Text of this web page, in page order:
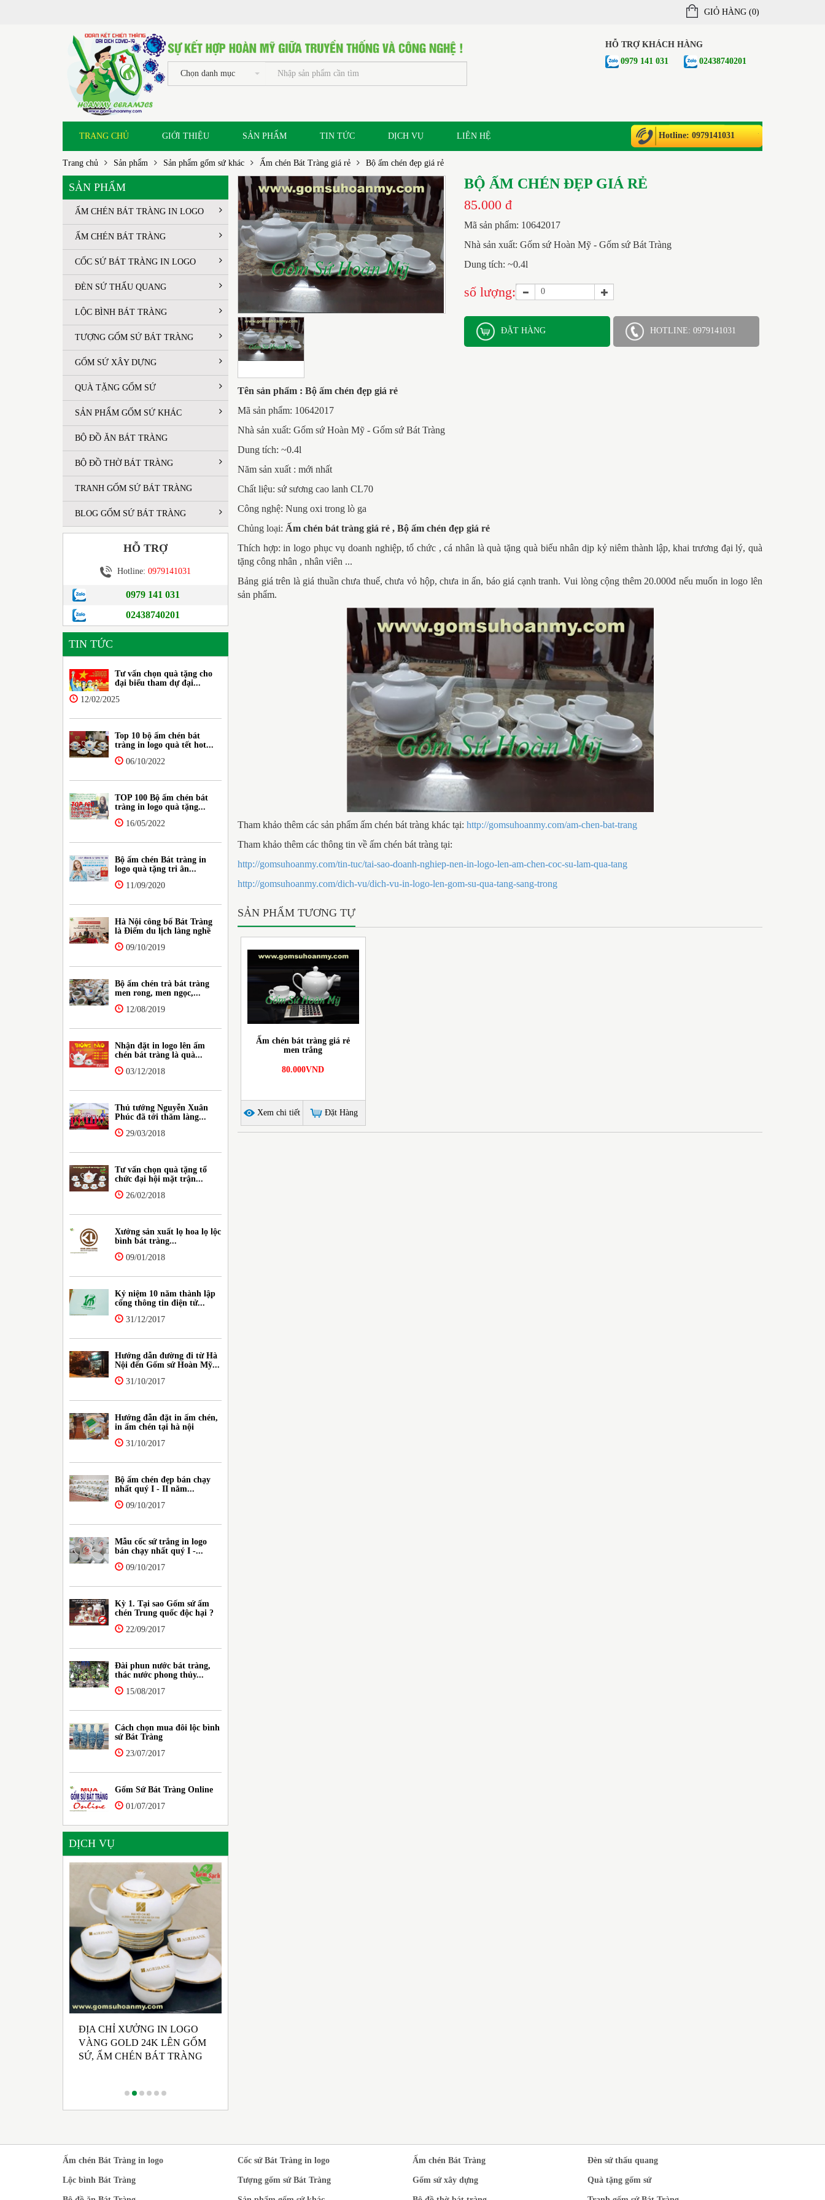
GIỎ HÀNG (0)
Chọn danh mục
HỖ TRỢ KHÁCH HÀNG
0979 141 031
02438740201
TRANG CHỦ GIỚI THIỆU SẢN PHẨM TIN TỨC DỊCH VỤ LIÊN HỆ Hotline: 0979141031
Trang chủ Sản phẩm Sản phẩm gốm sứ khác Ấm chén Bát Tràng giá rẻ Bộ ấm chén đẹp giá rẻ
SẢN PHẨM
ẤM CHÉN BÁT TRÀNG IN LOGO
ẤM CHÉN BÁT TRÀNG
CỐC SỨ BÁT TRÀNG IN LOGO
ĐÈN SỨ THẤU QUANG
LỘC BÌNH BÁT TRÀNG
TƯỢNG GỐM SỨ BÁT TRÀNG
GỐM SỨ XÂY DỰNG
QUÀ TẶNG GỐM SỨ
SẢN PHẨM GỐM SỨ KHÁC
BỘ ĐỒ ĂN BÁT TRÀNG
BỘ ĐỒ THỜ BÁT TRÀNG
TRANH GỐM SỨ BÁT TRÀNG
BLOG GỐM SỨ BÁT TRÀNG
HỖ TRỢ
Hotline: 0979141031
0979 141 031
02438740201
TIN TỨC
Tư vấn chọn quà tặng cho
đại biểu tham dự đại...
12/02/2025
Top 10 bộ ấm chén bát
tràng in logo quà tết hot...
06/10/2022
TOP 100 Bộ ấm chén bát
tràng in logo quà tặng...
16/05/2022
Bộ ấm chén Bát tràng in
logo quà tặng tri ân...
11/09/2020
Hà Nội công bố Bát Tràng
là Điểm du lịch làng nghề
09/10/2019
Bộ ấm chén trà bát tràng
men rong, men ngọc,...
12/08/2019
Nhận đặt in logo lên ấm
chén bát tràng là quà...
03/12/2018
Thủ tướng Nguyễn Xuân
Phúc đã tới thăm làng...
29/03/2018
Tư vấn chọn quà tặng tổ
chức đại hội mặt trận...
26/02/2018
Xưởng sản xuất lọ hoa lọ lộc
bình bát tràng...
09/01/2018
Kỷ niệm 10 năm thành lập
cổng thông tin điện tử...
31/12/2017
Hướng dẫn đường đi từ Hà
Nội đến Gốm sứ Hoàn Mỹ...
31/10/2017
Hướng đẫn đặt in ấm chén,
in ấm chén tại hà nội
31/10/2017
Bộ ấm chén đẹp bán chạy
nhất quý I - II năm...
09/10/2017
Mẫu cốc sứ trắng in logo
bán chạy nhất quý I -...
09/10/2017
Kỳ 1. Tại sao Gốm sứ ấm
chén Trung quốc độc hại ?
22/09/2017
Đài phun nước bát tràng,
thác nước phong thủy...
15/08/2017
Cách chọn mua đôi lộc bình
sứ Bát Tràng
23/07/2017
Gốm Sứ Bát Tràng Online
01/07/2017
DỊCH VỤ
ĐỊA CHỈ XƯỞNG IN LOGO
VÀNG GOLD 24K LÊN GỐM
SỨ, ẤM CHÉN BÁT TRÀNG
BỘ ẤM CHÉN ĐẸP GIÁ RẺ
85.000 đ
Mã sản phẩm: 10642017
Nhà sản xuất: Gốm sứ Hoàn Mỹ - Gốm sứ Bát Tràng
Dung tích: ~0.4l
số lượng:
ĐẶT HÀNG HOTLINE: 0979141031
Tên sản phẩm : Bộ ấm chén đẹp giá rẻ
Mã sản phẩm: 10642017
Nhà sản xuất: Gốm sứ Hoàn Mỹ - Gốm sứ Bát Tràng
Dung tích: ~0.4l
Năm sản xuất : mới nhất
Chất liệu: sứ sương cao lanh CL70
Công nghệ: Nung oxi trong lò ga
Chủng loại: Ấm chén bát tràng giá rẻ , Bộ ấm chén đẹp giá rẻ
Thích hợp: in logo phục vụ doanh nghiệp, tổ chức , cá nhân là quà tặng quà biếu nhân dịp kỷ niêm thành lập, khai trương đại lý, quà
tặng công nhân , nhân viên ...
Bảng giá trên là giá thuần chưa thuế, chưa vỏ hộp, chưa in ấn, báo giá cạnh tranh. Vui lòng cộng thêm 20.000đ nếu muốn in logo lên
sản phẩm.
Tham khảo thêm các sản phẩm ấm chén bát tràng khác tại: http://gomsuhoanmy.com/am-chen-bat-trang
Tham khảo thêm các thông tin về ấm chén bát tràng tại:
http://gomsuhoanmy.com/tin-tuc/tai-sao-doanh-nghiep-nen-in-logo-len-am-chen-coc-su-lam-qua-tang
http://gomsuhoanmy.com/dich-vu/dich-vu-in-logo-len-gom-su-qua-tang-sang-trong
SẢN PHẨM TƯƠNG TỰ
Ấm chén bát tràng giá rẻ
men trắng
80.000VND
Xem chi tiết Đặt Hàng
Ấm chén Bát Tràng in logo Cốc sứ Bát Tràng in logo Ấm chén Bát Tràng Đèn sứ thấu quang
Lộc bình Bát Tràng Tượng gốm sứ Bát Tràng Gốm sứ xây dựng Quà tặng gốm sứ